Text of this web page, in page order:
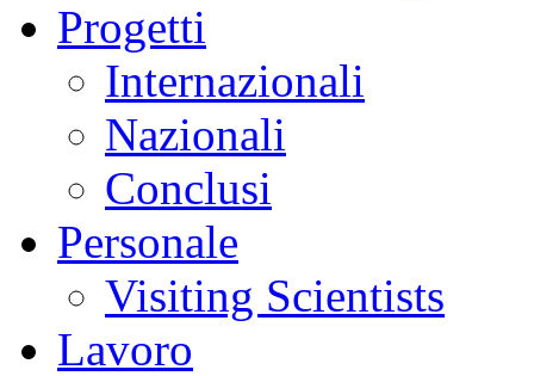
Progetti
Internazionali
Nazionali
Conclusi
Personale
Visiting Scientists
Lavoro